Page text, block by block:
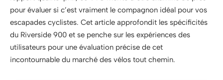
pour évaluer si c’est vraiment le compagnon idéal pour vos
escapades cyclistes. Cet article approfondit les spécificités
du Riverside 900 et se penche sur les expériences des
utilisateurs pour une évaluation précise de cet
incontournable du marché des vélos tout chemin.